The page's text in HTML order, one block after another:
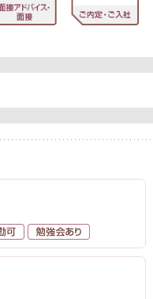
自動車通勤可